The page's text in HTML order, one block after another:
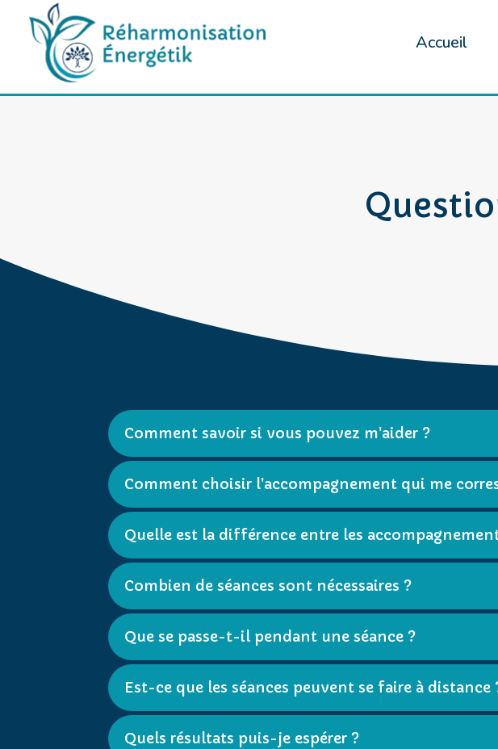
Accueil
Comment savoir si vous pouvez m'aider ?
Comment choisir l'accompagnement qui me
Quelle est la différence entre les
Combien de séances sont nécessaires ?
Que se passe-t-il pendant une séance ?
Est-ce que les séances peuvent se faire à distance
Quels résultats puis-je espérer ?